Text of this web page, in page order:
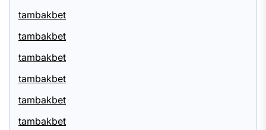
tambakbet
tambakbet
tambakbet
tambakbet
tambakbet
tambakbet